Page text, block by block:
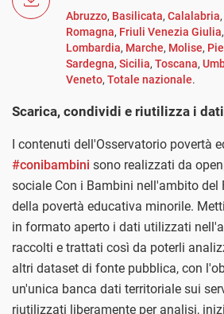
Abruzzo, Basilicata, Calalabria,
Romagna, Friuli Venezia Giulia,
Lombardia, Marche, Molise,
Sardegna, Sicilia, Toscana,
Veneto, Totale nazionale.
Scarica, condividi e riutilizza i dati
I contenuti dell'Osservatorio povertà
#conibambini sono realizzati da
sociale Con i Bambini nell'ambito del
della povertà educativa minorile.
in formato aperto i dati utilizzati
raccolti e trattati così da poterli
altri dataset di fonte pubblica, con
un'unica banca dati territoriale sui
riutilizzati liberamente per analisi,